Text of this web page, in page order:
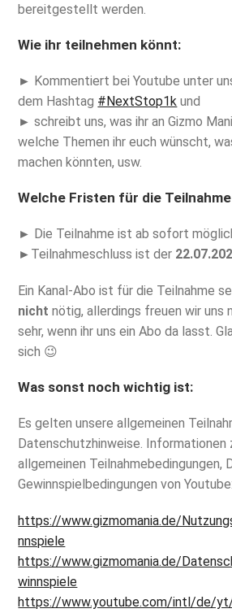
bereitgestellt werden.
Wie ihr teilnehmen könnt:
► Kommentiert bei Youtube unter
dem Hashtag #NextStop1k und
► schreibt uns, was ihr an Gizmo
welche Themen ihr euch wünscht,
machen könnten, usw.
Welche Fristen für die
► Die Teilnahme ist ab sofort
►Teilnahmeschluss ist der
Ein Kanal-Abo ist für die Teilnahme
nicht nötig, allerdings freuen wir uns
sehr, wenn ihr uns ein Abo da lasst.
sich 😉
Was sonst noch wichtig ist:
Es gelten unsere allgemeinen
Datenschutzhinweise. Informationen
allgemeinen Teilnahmebedingungen,
Gewinnspielbedingungen von Youtube:
https://www.gizmomania.de/
nnspiele
https://www.gizmomania.de/
winnspiele
https://www.youtube.com/intl/de/